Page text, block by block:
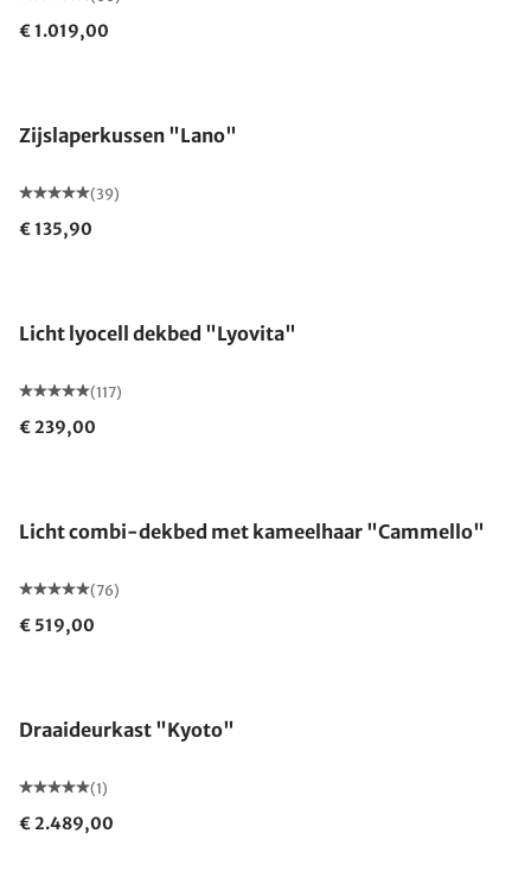
€ 1.019,00
Zijslaperkussen "Lano"
(39)
€ 135,90
Licht lyocell dekbed "Lyovita"
(117)
€ 239,00
Licht combi-dekbed met kameelhaar "Cammello"
(76)
€ 519,00
Draaideurkast "Kyoto"
(1)
€ 2.489,00